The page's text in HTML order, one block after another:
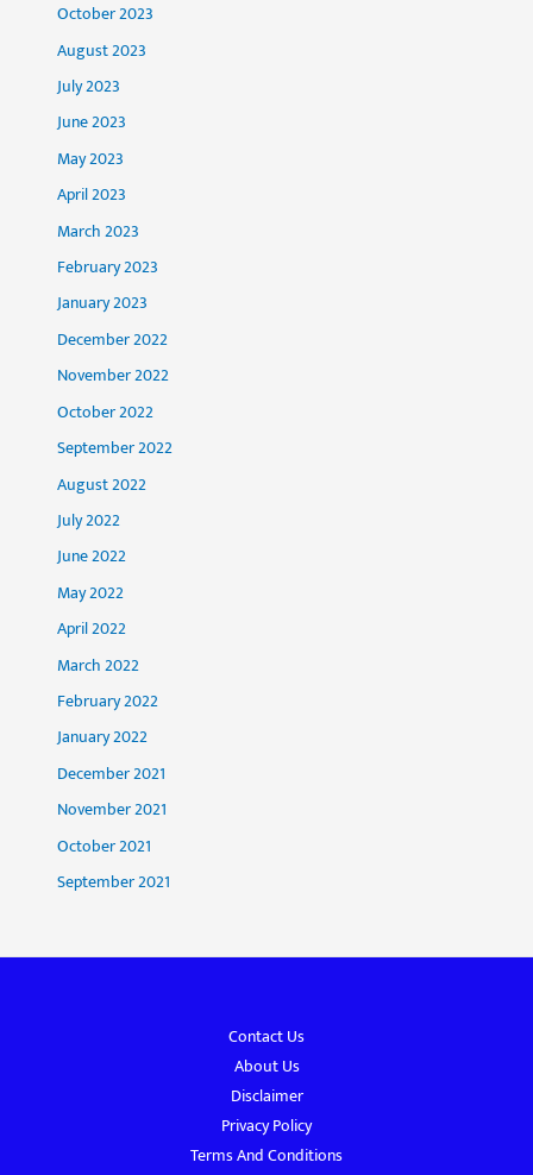
October 2023
August 2023
July 2023
June 2023
May 2023
April 2023
March 2023
February 2023
January 2023
December 2022
November 2022
October 2022
September 2022
August 2022
July 2022
June 2022
May 2022
April 2022
March 2022
February 2022
January 2022
December 2021
November 2021
October 2021
September 2021
Contact Us
About Us
Disclaimer
Privacy Policy
Terms And Conditions